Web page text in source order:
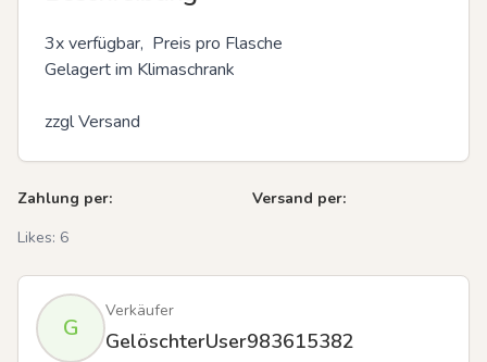
3x verfügbar,  Preis pro Flasche
Gelagert im Klimaschrank
zzgl Versand
Zahlung per:
Versand per:
Likes: 6
G
Verkäufer
GelöschterUser983615382